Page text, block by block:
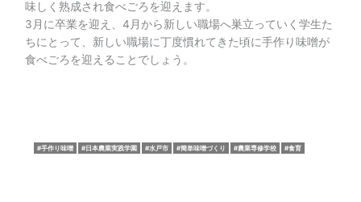
味しく熟成され食べごろを迎えます。
3月に卒業を迎え、4月から新しい職場へ巣立っていく学生た
ちにとって、新しい職場に丁度慣れてきた頃に手作り味噌が
食べごろを迎えることでしょう。
手作り味噌 日本農業実践学園 水戸市 簡単味噌づくり 農業専修学校 食育